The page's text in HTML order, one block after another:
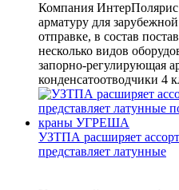
Компания
арматуру для
отправке, в состав
несколько видов
запорно‑регулирующая
конденсатоотводчики 4
УЗТПА расширяет
представляет латунные